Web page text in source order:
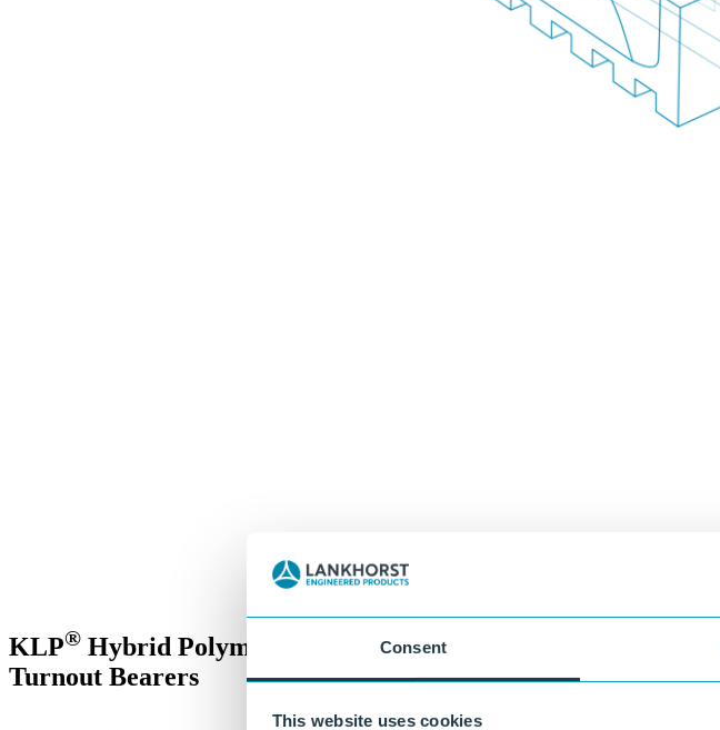
Consent
This website uses cookies
KLP® Hybrid Polymer
Turnout Bearers